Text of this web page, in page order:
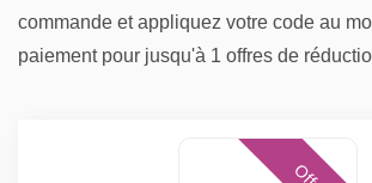
commande et appliquez votre code au
paiement pour jusqu'à 1 offres de